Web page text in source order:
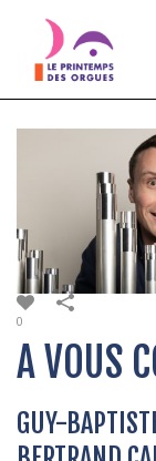
0
A VOUS
GUY-